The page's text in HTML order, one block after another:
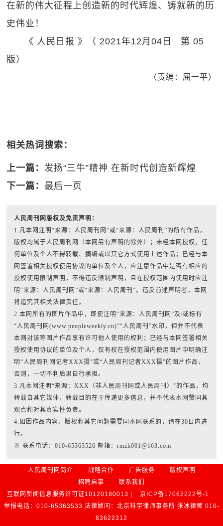
在新的伟大征程上创造新的时代辉煌、铸就新的历
史伟业！
《 人民日报 》（ 2021年12月04日 第 05
版）
（责编：屈一平）
相关热词搜索：
上一篇：发扬“三牛”精神 在新时代创造新辉煌
下一篇：最后一页
人民周刊网版权及免责声明：
1.凡本网注明“来源：人民周刊网”或“来源：人民周刊”的所有作品，
版权均属于人民周刊网（本网另有声明的除外）；未经本网授权，任
何单位及个人不得转载、摘编或以其它方式使用上述作品；已经与本
网签署相关授权使用协议的单位及个人，应注意作品中是否有相应的
授权使用限制声明，不得违反限制声明，且在授权范围内使用时应注
明“来源：人民周刊网”或“来源：人民周刊”。违反前述声明者，本网
将追究其相关法律责任。
2.本网所有的图片作品中，即使注明“来源：人民周刊网”及/或标有
“人民周刊网(www.peopleweekly.cn)”“人民周刊”水印，但并不代表
本网对该等图片作品享有许可他人使用的权利；已经与本网签署相关
授权使用协议的单位及个人，仅有权在授权范围内使用图片中明确注
明“人民周刊网记者XXX摄”或“人民周刊记者XXX摄”的图片作品，
否则，一切不利后果自行承担。
3.凡本网注明“来源：XXX（非人民周刊网或人民周刊）”的作品，均
转载自其它媒体，转载目的在于传递更多信息，并不代表本网赞同其
观点和对其真实性负责。
4.如因作品内容、版权和其它问题需要同本网联系的，请在30日内进
行。
※ 联系电话：010-65363526 邮箱：rmzk001@163.com
人民周刊网简介 战略合作 广告服务
版权声明
招聘启事
联系我们
互联网新闻信息服务许可证10120180013 |
京ICP备17062222号-1
举报电话：010-65363533 法律顾问：北京科宇律师事务所 张冰律师 010-
83622312